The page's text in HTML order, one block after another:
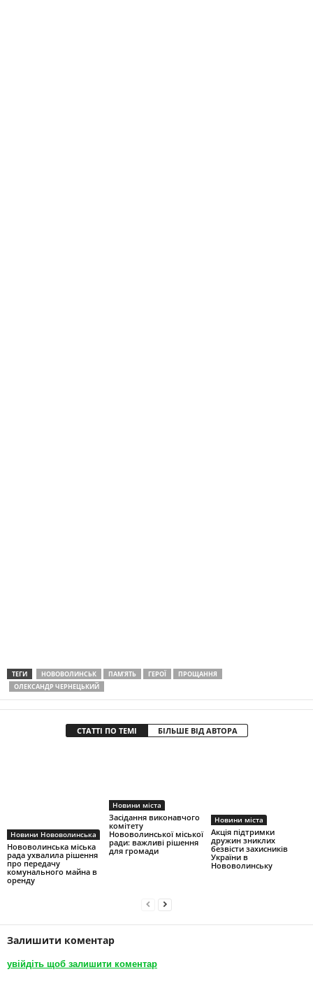
ТЕГИ НОВОВОЛИНСЬК ПАМ'ЯТЬ ГЕРОЇ
ПРОЩАННЯ
ОЛЕКСАНДР ЧЕРНЕЦЬКИЙ
СТАТТІ ПО ТЕМІ БІЛЬШЕ ВІД АВТОРА
Новини Нововолинська
Нововолинська міська
рада ухвалила рішення
про передачу
комунального майна в
оренду
Новини міста
Засідання виконавчого
комітету
Нововолинської міської
ради: важливі рішення
для громади
Новини міста
Акція підтримки
дружин зниклих
безвісти захисників
України в
Нововолинську
Залишити коментар
увійдіть щоб залишити коментар